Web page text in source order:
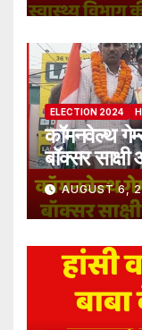
ELECTION 2024
कॉमनवेल्थ
बॉक्सर
AUGUST 6,